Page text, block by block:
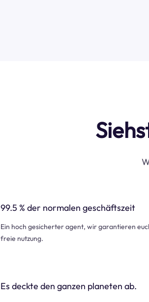
99.5 % der normalen geschäftszeit
Ein hoch gesicherter agent, wir garantieren
freie nutzung.
Es deckte den ganzen planeten ab.